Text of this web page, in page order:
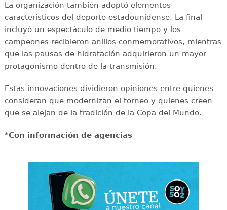
La organización también adoptó elementos
característicos del deporte estadounidense. La final
incluyó un espectáculo de medio tiempo y los
campeones recibieron anillos conmemorativos, mientras
que las pausas de hidratación adquirieron un mayor
protagonismo dentro de la transmisión.
Estas innovaciones dividieron opiniones entre quienes
consideran que modernizan el torneo y quienes creen
que se alejan de la tradición de la Copa del Mundo.
*Con información de agencias